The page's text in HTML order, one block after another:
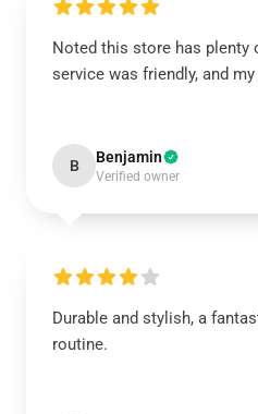
Noted this store has plenty
service was friendly, and
B Benjamin
Verified owner
Durable and stylish, a
routine.